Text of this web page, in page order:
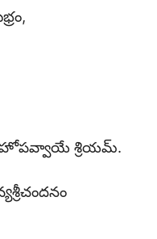
శ్రియమ్.